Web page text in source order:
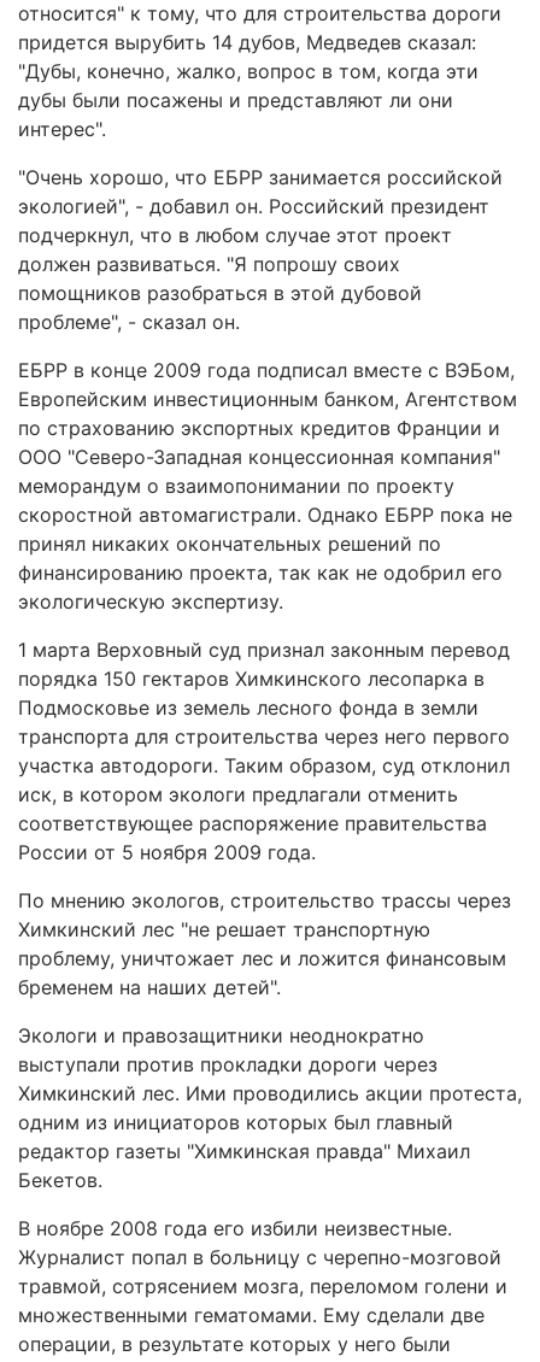
относится" к тому, что для строительства дороги
придется вырубить 14 дубов, Медведев сказал:
"Дубы, конечно, жалко, вопрос в том, когда эти
дубы были посажены и представляют ли они
интерес".
"Очень хорошо, что ЕБРР занимается российской
экологией", - добавил он. Российский президент
подчеркнул, что в любом случае этот проект
должен развиваться. "Я попрошу своих
помощников разобраться в этой дубовой
проблеме", - сказал он.
ЕБРР в конце 2009 года подписал вместе с ВЭБом,
Европейским инвестиционным банком, Агентством
по страхованию экспортных кредитов Франции и
ООО "Северо-Западная концессионная компания"
меморандум о взаимопонимании по проекту
скоростной автомагистрали. Однако ЕБРР пока не
принял никаких окончательных решений по
финансированию проекта, так как не одобрил его
экологическую экспертизу.
1 марта Верховный суд признал законным перевод
порядка 150 гектаров Химкинского лесопарка в
Подмосковье из земель лесного фонда в земли
транспорта для строительства через него первого
участка автодороги. Таким образом, суд отклонил
иск, в котором экологи предлагали отменить
соответствующее распоряжение правительства
России от 5 ноября 2009 года.
По мнению экологов, строительство трассы через
Химкинский лес "не решает транспортную
проблему, уничтожает лес и ложится финансовым
бременем на наших детей".
Экологи и правозащитники неоднократно
выступали против прокладки дороги через
Химкинский лес. Ими проводились акции протеста,
одним из инициаторов которых был главный
редактор газеты "Химкинская правда" Михаил
Бекетов.
В ноябре 2008 года его избили неизвестные.
Журналист попал в больницу с черепно-мозговой
травмой, сотрясением мозга, переломом голени и
множественными гематомами. Ему сделали две
операции, в результате которых у него были